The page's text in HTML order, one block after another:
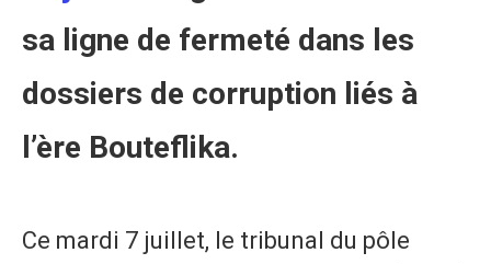
sa ligne de fermeté dans les
dossiers de corruption liés à
l’ère Bouteflika.
Ce mardi 7 juillet, le tribunal du pôle